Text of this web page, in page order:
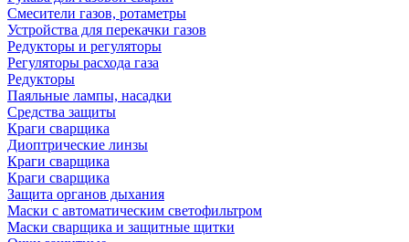
Смесители газов, ротаметры
Устройства для перекачки газов
Редукторы и регуляторы
Регуляторы расхода газа
Редукторы
Паяльные лампы, насадки
Средства защиты
Краги сварщика
Диоптрические линзы
Краги сварщика
Краги сварщика
Защита органов дыхания
Маски с автоматическим светофильтром
Маски сварщика и защитные щитки